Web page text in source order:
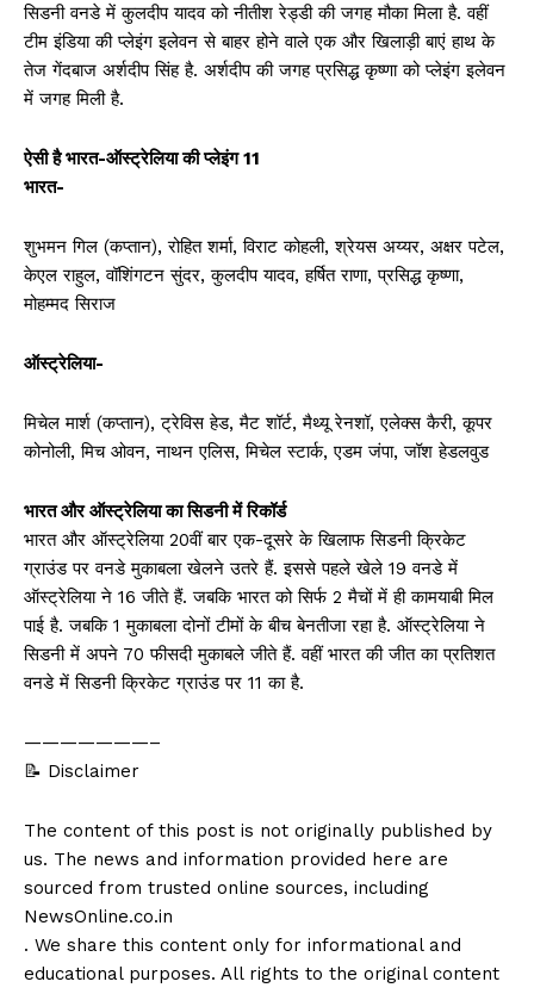
सिडनी वनडे में कुलदीप यादव को नीतीश रेड्डी की जगह मौका मिला है. वहीं
टीम इंडिया की प्लेइंग इलेवन से बाहर होने वाले एक और खिलाड़ी बाएं हाथ के
तेज गेंदबाज अर्शदीप सिंह है. अर्शदीप की जगह प्रसिद्ध कृष्णा को प्लेइंग इलेवन
में जगह मिली है.
ऐसी है भारत-ऑस्ट्रेलिया की प्लेइंग 11
भारत-
शुभमन गिल (कप्तान), रोहित शर्मा, विराट कोहली, श्रेयस अय्यर, अक्षर पटेल,
केएल राहुल, वॉशिंगटन सुंदर, कुलदीप यादव, हर्षित राणा, प्रसिद्ध कृष्णा,
मोहम्मद सिराज
ऑस्ट्रेलिया-
मिचेल मार्श (कप्तान), ट्रेविस हेड, मैट शॉर्ट, मैथ्यू रेनशॉ, एलेक्स कैरी, कूपर
कोनोली, मिच ओवन, नाथन एलिस, मिचेल स्टार्क, एडम जंपा, जॉश हेडलवुड
भारत और ऑस्ट्रेलिया का सिडनी में रिकॉर्ड
भारत और ऑस्ट्रेलिया 20वीं बार एक-दूसरे के खिलाफ सिडनी क्रिकेट
ग्राउंड पर वनडे मुकाबला खेलने उतरे हैं. इससे पहले खेले 19 वनडे में
ऑस्ट्रेलिया ने 16 जीते हैं. जबकि भारत को सिर्फ 2 मैचों में ही कामयाबी मिल
पाई है. जबकि 1 मुकाबला दोनों टीमों के बीच बेनतीजा रहा है. ऑस्ट्रेलिया ने
सिडनी में अपने 70 फीसदी मुकाबले जीते हैं. वहीं भारत की जीत का प्रतिशत
वनडे में सिडनी क्रिकेट ग्राउंड पर 11 का है.
———————–
📝 Disclaimer
The content of this post is not originally published by
us. The news and information provided here are
sourced from trusted online sources, including
NewsOnline.co.in
. We share this content only for informational and
educational purposes. All rights to the original content